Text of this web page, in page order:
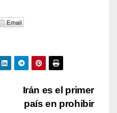
Irán es el primer
país en prohibir